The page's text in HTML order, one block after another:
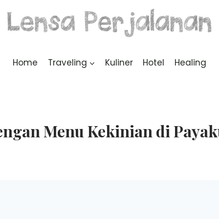
Home Traveling Kuliner Hotel Healing
Menu Kekinian di